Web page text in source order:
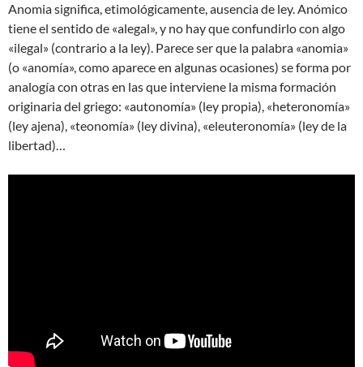
Anomia significa, etimológicamente, ausencia de ley. Anómico
tiene el sentido de «alegal», y no hay que confundirlo con algo
«ilegal» (contrario a la ley). Parece ser que la palabra «anomia»
(o «anomía», como aparece en algunas ocasiones) se forma por
analogía con otras en las que interviene la misma formación
originaria del griego: «autonomía» (ley propia), «heteronomía»
(ley ajena), «teonomía» (ley divina), «eleuteronomía» (ley de la
libertad)…